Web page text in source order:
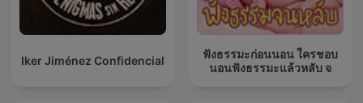
Iker Jiménez Confidencial
ฟังธรรมะก่อนนอน ใครชอบ
นอนฟังธรรมะแล้วหลับ จ